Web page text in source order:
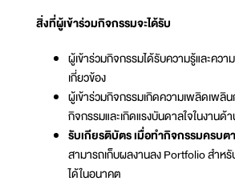
สิ่งที่ผู้เข้าร่วมกิจกรรมจะได้รับ
ผู้เข้าร่วมกิจกรรมได้รับความรู้และควา
เกี่ยวข้อง
ผู้เข้าร่วมกิจกรรมเกิดความเพลิดเพลิ
กิจกรรมและเกิดแรงบันดาลใจในงานด้
รับเกียรติบัตร เมื่อทำกิจกรรมครบ
สามารถเก็บผลงานลง Portfolio สำห
ได้ในอนาคต